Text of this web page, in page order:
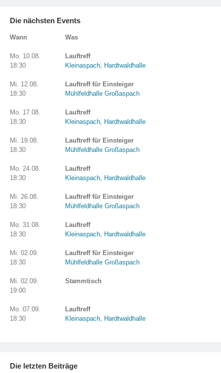
Die nächsten Events
Wann Was
Mo. 10.08.
18:30
Lauftreff
Kleinaspach, Hardtwaldhalle
Mi. 12.08.
18:30
Lauftreff für Einsteiger
Mühlfeldhalle Großaspach
Mo. 17.08.
18:30
Lauftreff
Kleinaspach, Hardtwaldhalle
Mi. 19.08.
18:30
Lauftreff für Einsteiger
Mühlfeldhalle Großaspach
Mo. 24.08.
18:30
Lauftreff
Kleinaspach, Hardtwaldhalle
Mi. 26.08.
18:30
Lauftreff für Einsteiger
Mühlfeldhalle Großaspach
Mo. 31.08.
18:30
Lauftreff
Kleinaspach, Hardtwaldhalle
Mi. 02.09.
18:30
Lauftreff für Einsteiger
Mühlfeldhalle Großaspach
Mi. 02.09.
19:00
Stammtisch
Mo. 07.09.
18:30
Lauftreff
Kleinaspach, Hardtwaldhalle
Die letzten Beiträge